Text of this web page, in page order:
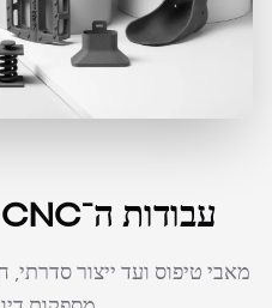
עבודות ה־CNC שלנו בתל אביב